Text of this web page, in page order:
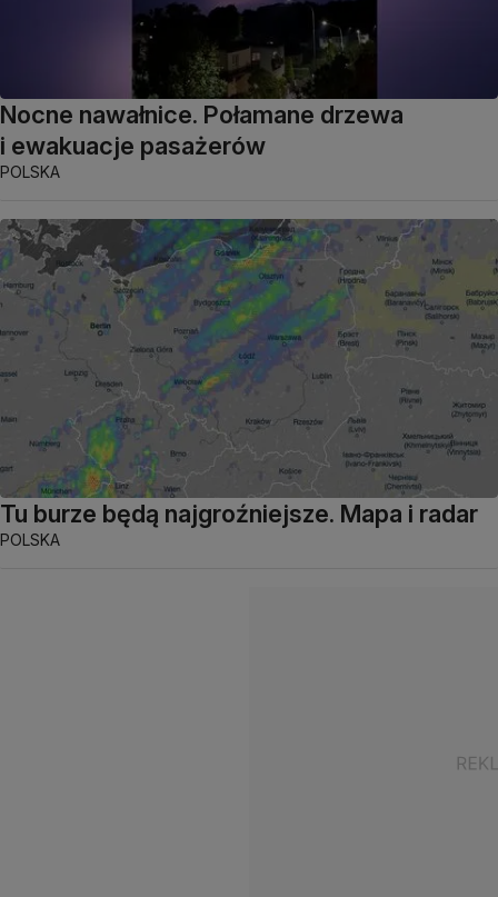
Nocne nawałnice. Połamane drzewa
i ewakuacje pasażerów
POLSKA
Tu burze będą najgroźniejsze. Mapa i radar
POLSKA